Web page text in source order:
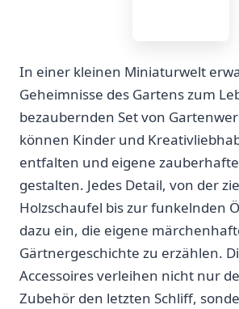
In‍ einer kleinen Miniaturwelt
Geheimnisse des Gartens zum
bezaubernden Set von
können Kinder und
entfalten und eigene
gestalten. Jedes Detail, von der
Holzschaufel bis zur funkelnden​
dazu ein, die eigene
Gärtnergeschichte zu erzählen.
Accessoires verleihen nicht nur
Zubehör⁣ den letzten Schliff,